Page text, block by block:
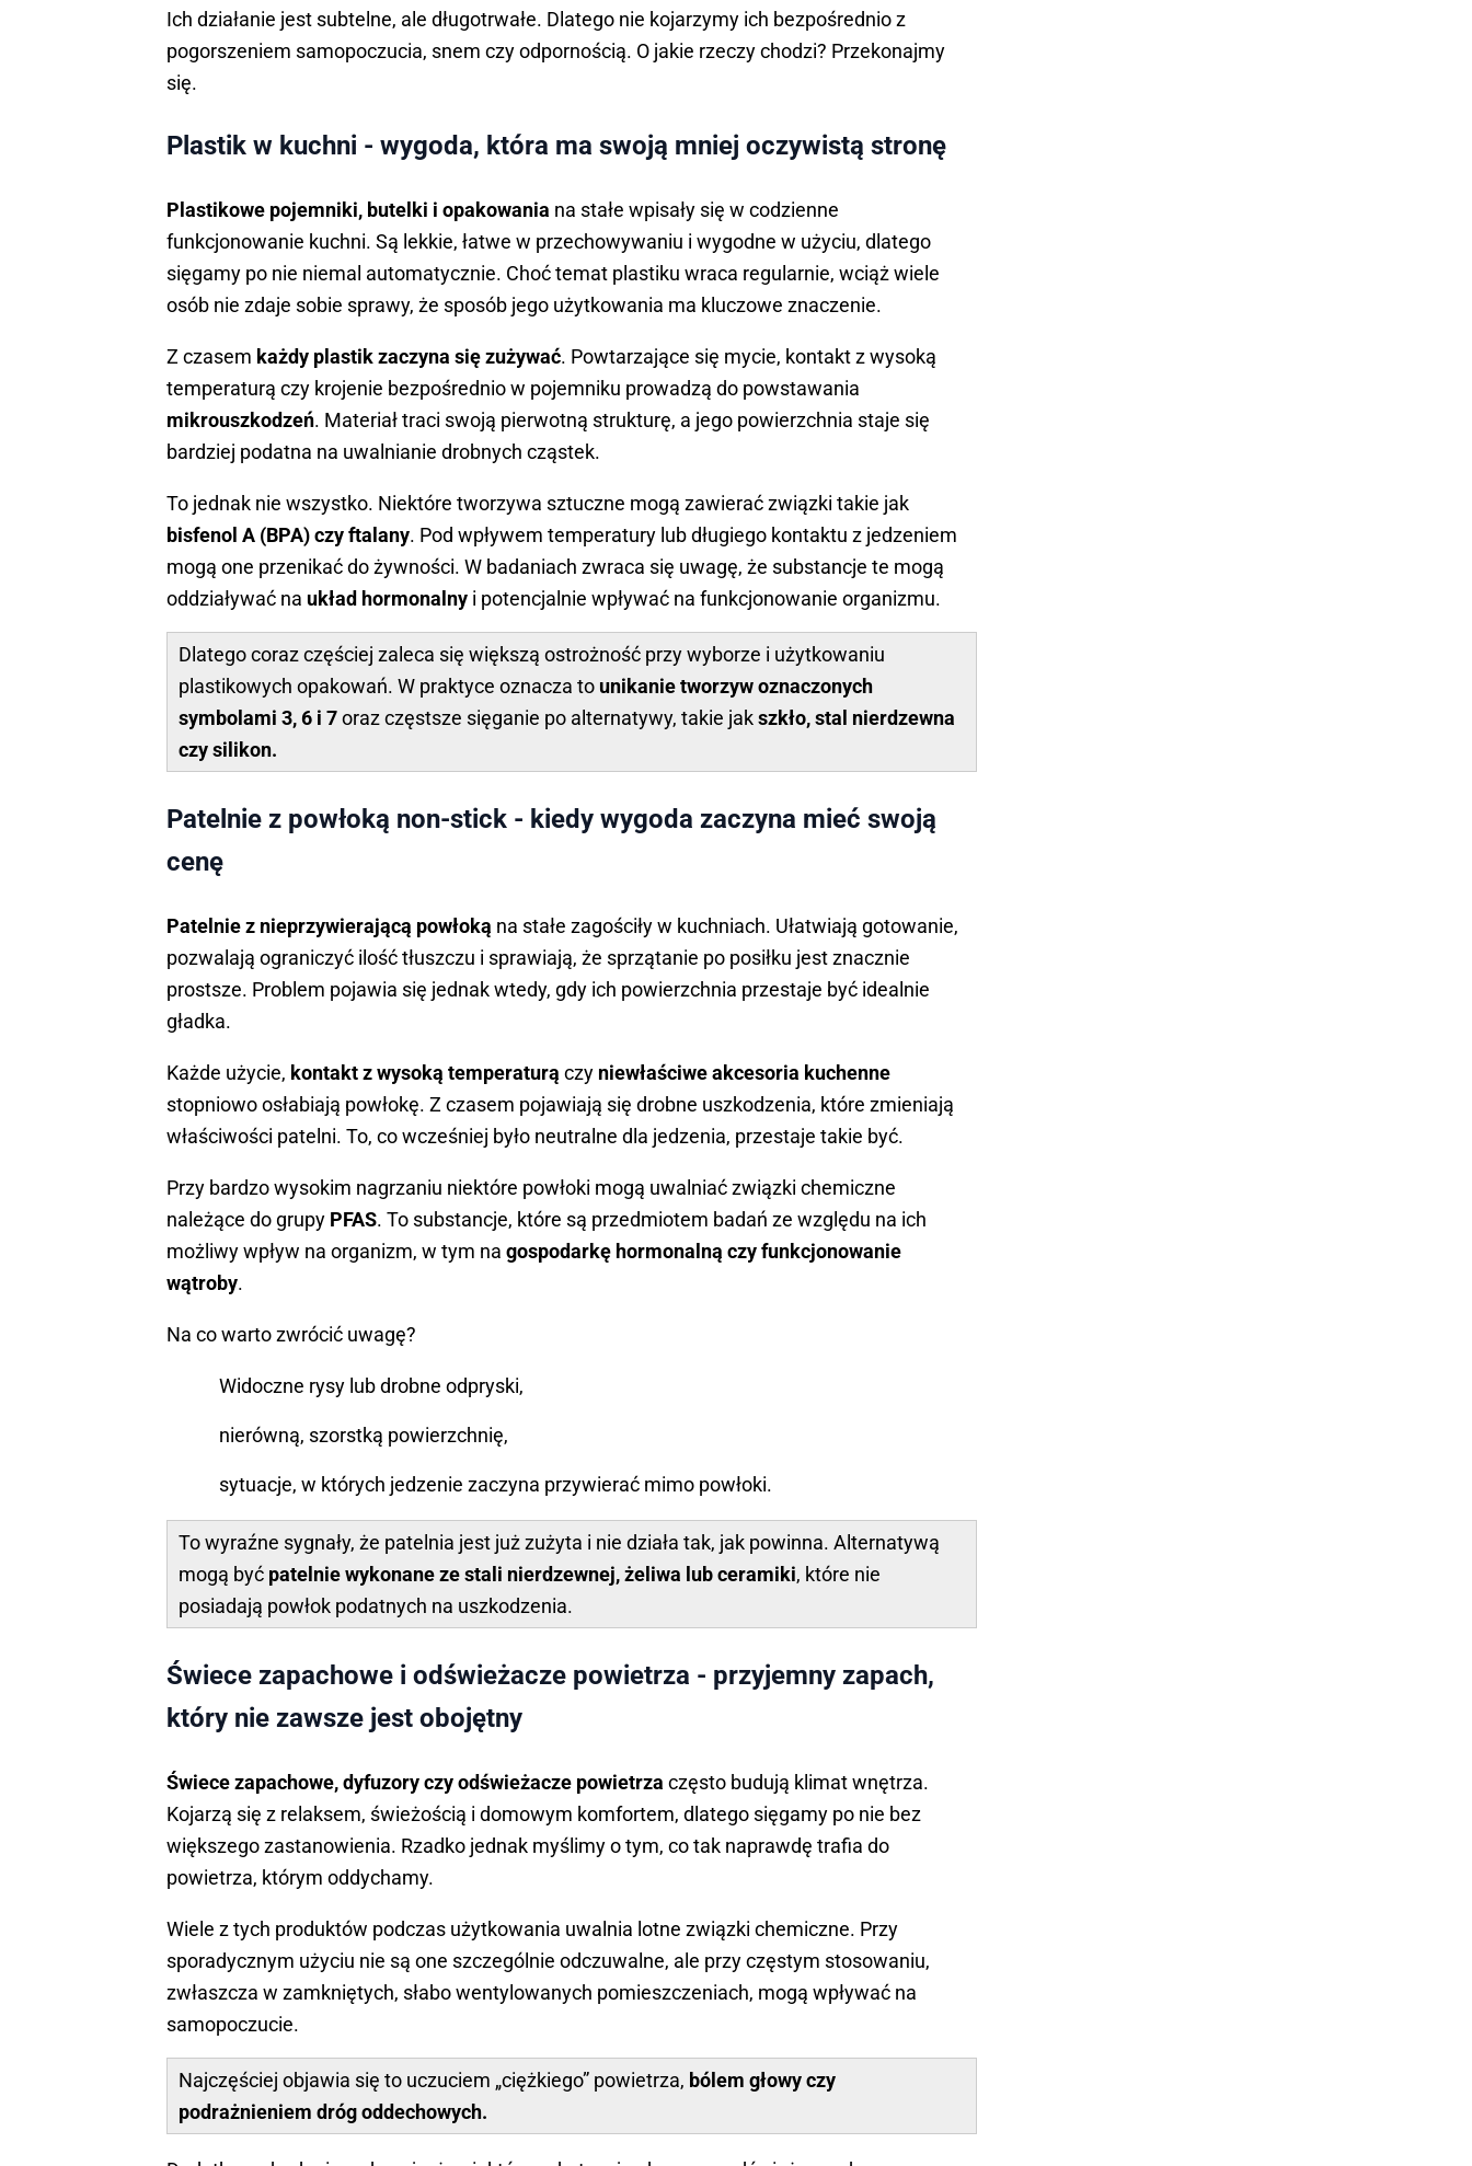
Ich działanie jest subtelne, ale długotrwałe. Dlatego nie kojarzymy ich bezpośrednio z
pogorszeniem samopoczucia, snem czy odpornością. O jakie rzeczy chodzi? Przekonajmy
się.
Plastik w kuchni - wygoda, która ma swoją mniej oczywistą stronę
Plastikowe pojemniki, butelki i opakowania na stałe wpisały się w codzienne
funkcjonowanie kuchni. Są lekkie, łatwe w przechowywaniu i wygodne w użyciu, dlatego
sięgamy po nie niemal automatycznie. Choć temat plastiku wraca regularnie, wciąż wiele
osób nie zdaje sobie sprawy, że sposób jego użytkowania ma kluczowe znaczenie.
Z czasem każdy plastik zaczyna się zużywać. Powtarzające się mycie, kontakt z wysoką
temperaturą czy krojenie bezpośrednio w pojemniku prowadzą do powstawania
mikrouszkodzeń. Materiał traci swoją pierwotną strukturę, a jego powierzchnia staje się
bardziej podatna na uwalnianie drobnych cząstek.
To jednak nie wszystko. Niektóre tworzywa sztuczne mogą zawierać związki takie jak
bisfenol A (BPA) czy ftalany. Pod wpływem temperatury lub długiego kontaktu z jedzeniem
mogą one przenikać do żywności. W badaniach zwraca się uwagę, że substancje te mogą
oddziaływać na układ hormonalny i potencjalnie wpływać na funkcjonowanie organizmu.
Dlatego coraz częściej zaleca się większą ostrożność przy wyborze i użytkowaniu
plastikowych opakowań. W praktyce oznacza to unikanie tworzyw oznaczonych
symbolami 3, 6 i 7oraz częstsze sięganie po alternatywy, takie jakszkło, stal nierdzewna
czy silikon.
Patelnie z powłoką non-stick - kiedy wygoda zaczyna mieć swoją
cenę
Patelnie z nieprzywierającą powłoką na stałe zagościły w kuchniach. Ułatwiają gotowanie,
pozwalają ograniczyć ilość tłuszczu i sprawiają, że sprzątanie po posiłku jest znacznie
prostsze. Problem pojawia się jednak wtedy, gdy ich powierzchnia przestaje być idealnie
gładka.
Każde użycie, kontakt z wysoką temperaturą czy niewłaściwe akcesoria kuchenne
stopniowo osłabiają powłokę. Z czasem pojawiają się drobne uszkodzenia, które zmieniają
właściwości patelni. To, co wcześniej było neutralne dla jedzenia, przestaje takie być.
Przy bardzo wysokim nagrzaniu niektóre powłoki mogą uwalniać związki chemiczne
należące do grupy PFAS. To substancje, które są przedmiotem badań ze względu na ich
możliwy wpływ na organizm, w tym na gospodarkę hormonalną czy funkcjonowanie
wątroby.
Na co warto zwrócić uwagę?
Widoczne rysy lub drobne odpryski,
nierówną, szorstką powierzchnię,
sytuacje, w których jedzenie zaczyna przywierać mimo powłoki.
To wyraźne sygnały, że patelnia jest już zużyta i nie działa tak, jak powinna. Alternatywą
mogą być patelnie wykonane ze stali nierdzewnej, żeliwa lub ceramiki, które nie
posiadają powłok podatnych na uszkodzenia.
Świece zapachowe i odświeżacze powietrza - przyjemny zapach,
który nie zawsze jest obojętny
Świece zapachowe, dyfuzory czy odświeżacze powietrza często budują klimat wnętrza.
Kojarzą się z relaksem, świeżością i domowym komfortem, dlatego sięgamy po nie bez
większego zastanowienia. Rzadko jednak myślimy o tym, co tak naprawdę trafia do
powietrza, którym oddychamy.
Wiele z tych produktów podczas użytkowania uwalnia lotne związki chemiczne. Przy
sporadycznym użyciu nie są one szczególnie odczuwalne, ale przy częstym stosowaniu,
zwłaszcza w zamkniętych, słabo wentylowanych pomieszczeniach, mogą wpływać na
samopoczucie.
Najczęściej objawia się to uczuciem „ciężkiego” powietrza, bólem głowy czy
podrażnieniem dróg oddechowych.